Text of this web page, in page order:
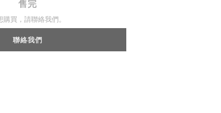
售完
購買，請聯絡我們。
聯絡我們